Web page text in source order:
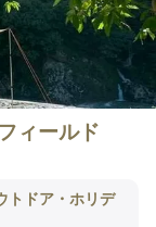
ィールド
トドア・ホリデ